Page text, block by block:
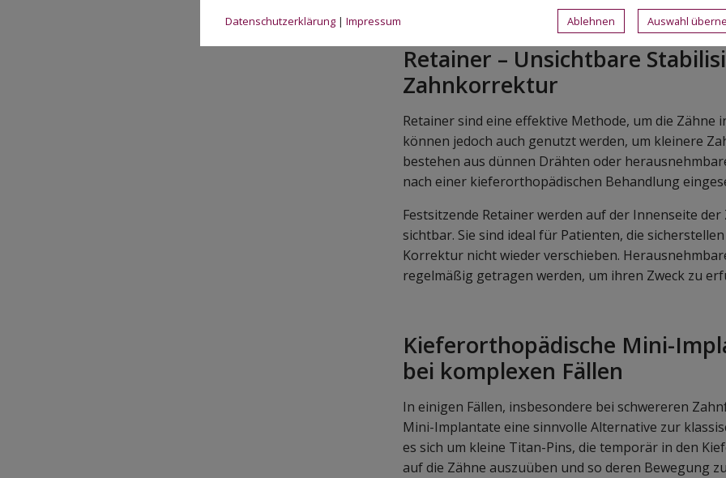
Retainer – Unsichtbare
Zahnkorrektur
Retainer sind eine effektive Methode, um die
können jedoch auch genutzt werden, um kleinere
bestehen aus dünnen Drähten oder
nach einer kieferorthopädischen Behandlung
Festsitzende Retainer werden auf der Innenseite
sichtbar. Sie sind ideal für Patienten, die
Korrektur nicht wieder verschieben.
regelmäßig getragen werden, um ihren Zweck zu
Kieferorthopädische Mini-
bei komplexen Fällen
In einigen Fällen, insbesondere bei schwereren
Mini-Implantate eine sinnvolle Alternative zur
es sich um kleine Titan-Pins, die temporär in den
auf die Zähne auszuüben und so deren Bewegung
Datenschutzerklärung | Impressum Ablehnen Auswahl